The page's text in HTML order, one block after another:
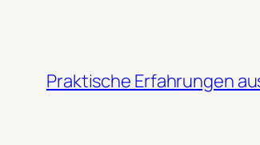
Praktische Erfahrungen